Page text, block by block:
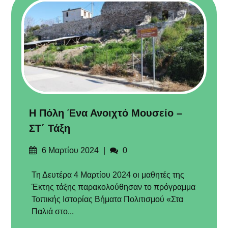
Η Πόλη Ένα Ανοιχτό Μουσείο –
ΣΤ΄ Τάξη
Δημοσιεύτηκε
6 Μαρτίου 2024 Σχόλια
0
Τη Δευτέρα 4 Μαρτίου 2024 οι μαθητές της
Έκτης τάξης παρακολούθησαν το πρόγραμμα
Τοπικής Ιστορίας Βήματα Πολιτισμού «Στα
Παλιά στο...